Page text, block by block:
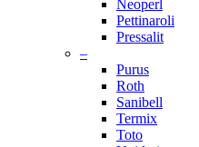
Neoperl
Pettinaroli
Pressalit
–
Purus
Roth
Sanibell
Termix
Toto